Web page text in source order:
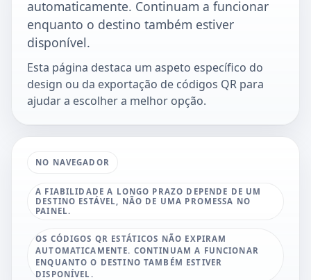
automaticamente. Continuam a funcionar
enquanto o destino também estiver
disponível.
Esta página destaca um aspeto específico do
design ou da exportação de códigos QR para
ajudar a escolher a melhor opção.
NO NAVEGADOR
A FIABILIDADE A LONGO PRAZO DEPENDE DE UM
DESTINO ESTÁVEL, NÃO DE UMA PROMESSA NO
PAINEL.
OS CÓDIGOS QR ESTÁTICOS NÃO EXPIRAM
AUTOMATICAMENTE. CONTINUAM A FUNCIONAR
ENQUANTO O DESTINO TAMBÉM ESTIVER
DISPONÍVEL.